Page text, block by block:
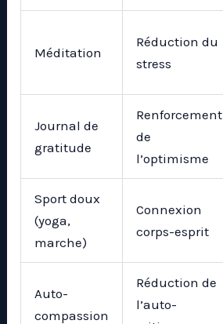
Méditation
Réduction du
stress
Journal de
gratitude
Renforcement
de
l’optimisme
Sport doux
(yoga,
marche)
Connexion
corps-esprit
Auto-
compassion
Réduction de
l’auto-